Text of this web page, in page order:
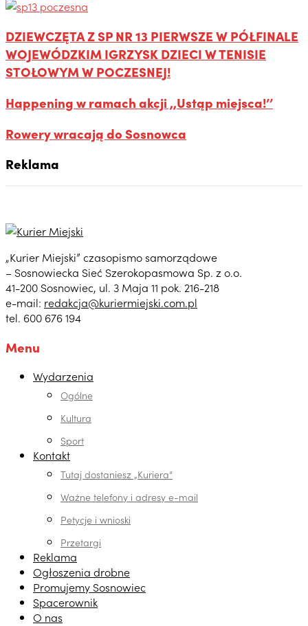
DZIEWCZĘTA Z SP NR 13 PIERWSZE W PÓŁFINALE
WOJEWÓDZKIM IGRZYSK DZIECI W TENISIE
STOŁOWYM W POCZESNEJ!
Happening w ramach akcji ,,Ustąp miejsca!’’
Rowery wracają do Sosnowca
Reklama
„Kurier Miejski” czasopismo samorządowe
– Sosnowiecka Sieć Szerokopasmowa Sp. z o.o.
41-200 Sosnowiec, ul. 3 Maja 11 pok. 216-218
e-mail: redakcja@kuriermiejski.com.pl
tel. 600 676 194
Menu
Wydarzenia
Ogólne
Kultura
Sport
Kontakt
Tutaj dostaniesz „Kuriera”
Ważne telefony i adresy e-mail
Petycje i wnioski
Przetargi
Reklama
Ogłoszenia drobne
Promujemy Sosnowiec
Spacerownik
O nas